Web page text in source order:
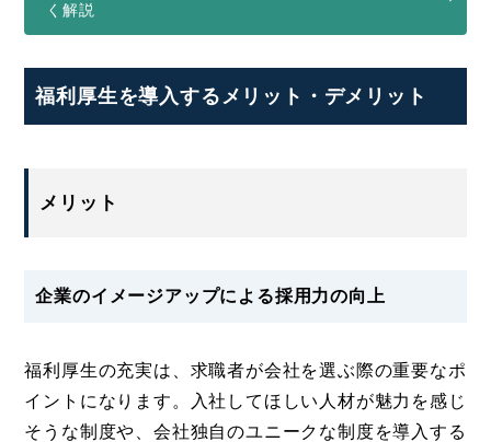
く解説
福利厚生を導入するメリット・デメリット
メリット
企業のイメージアップによる採用力の向上
福利厚生の充実は、求職者が会社を選ぶ際の重要なポ
イントになります。入社してほしい人材が魅力を感じ
そうな制度や、会社独自のユニークな制度を導入する